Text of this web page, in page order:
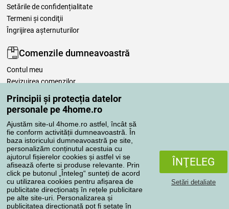
Principii și protecția datelor
personale pe 4home.ro
Ajustăm site-ul 4home.ro astfel, încât să
fie conform activității dumneavoastră. În
baza istoricului dumneavoastră pe site,
personalizăm conținutul acestuia cu
ajutorul fișierelor cookies și astfel vi se
afisează oferte si produse relevante. Prin
click pe butonul „Înteleg“ sunteți de acord
cu utilizarea cookies pentru afișarea de
publicitate direcționatș în rețele publicitare
pe alte site-uri. Personalizarea și
publicitatea direcționată pot fi setate în
ÎNŢELEG
Setări detaliate
Setările de confidențialitate
Termeni şi condiţii
Îngrijirea așternuturilor
Comenzile dumneavoastră
Contul meu
Revizuirea comenzilor
Reclamaţii
Retragere de la contract
Regulile de procesare a recenziilor
Metode de transport
Metode de plată